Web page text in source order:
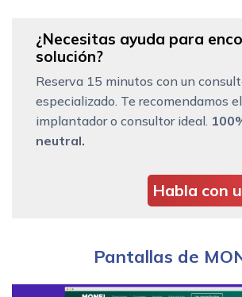
¿Necesitas ayuda para
solución?
Reserva 15 minutos con un
especializado. Te recomendamos
implantador o consultor ideal.
neutral.
Habla con
Pantallas de